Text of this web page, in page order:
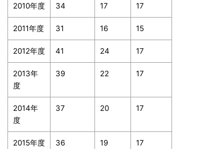
2010年度 34 17 17
2011年度 31 16 15
2012年度 41 24 17
2013年
度
39 22 17
2014年
度
37 20 17
2015年度 36 19 17